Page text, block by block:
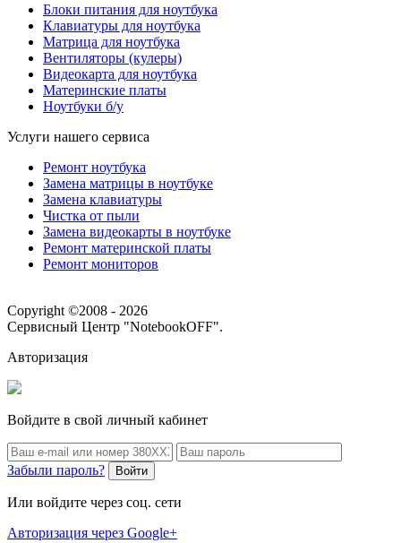
Блоки питания для ноутбука
Клавиатуры для ноутбука
Матрица для ноутбука
Вентиляторы (кулеры)
Видеокарта для ноутбука
Материнские платы
Ноутбуки б/у
Услуги нашего сервиса
Ремонт ноутбука
Замена матрицы в ноутбуке
Замена клавиатуры
Чистка от пыли
Замена видеокарты в ноутбуке
Ремонт материнской платы
Ремонт мониторов
Copyright ©2008 - 2026
Сервисный Центр "NotebookOFF".
Авторизация
Войдите в свой личный кабинет
Забыли пароль? Войти
Или войдите через соц. сети
Авторизация через Google+